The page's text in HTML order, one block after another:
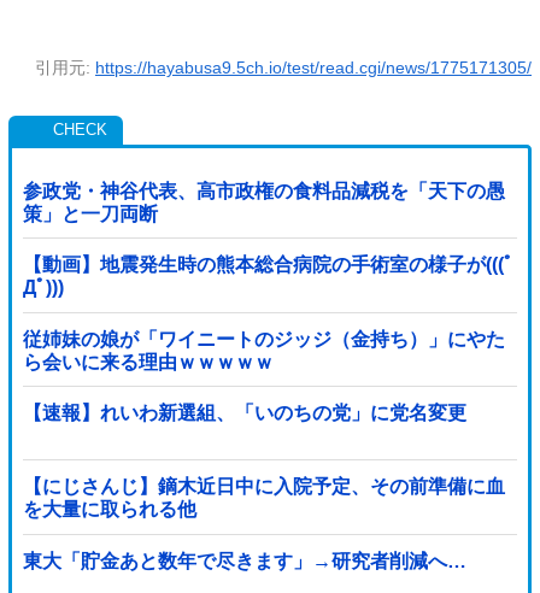
引用元: https://hayabusa9.5ch.io/test/read.cgi/news/1775171305/
参政党・神谷代表、高市政権の食料品減税を「天下の愚
策」と一刀両断
【動画】地震発生時の熊本総合病院の手術室の様子が(((ﾟ
Дﾟ)))
従姉妹の娘が「ワイニートのジッジ（金持ち）」にやた
ら会いに来る理由ｗｗｗｗｗ
【速報】れいわ新選組、「いのちの党」に党名変更
【にじさんじ】鏑木近日中に入院予定、その前準備に血
を大量に取られる他
東大「貯金あと数年で尽きます」→研究者削減へ…